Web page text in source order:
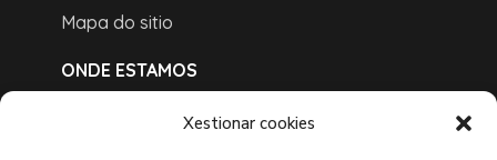
Xestionar cookies
Mapa do sitio
ONDE ESTAMOS